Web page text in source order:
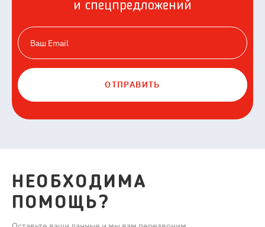
и спецпредложений
ОТПРАВИТЬ
НЕОБХОДИМА
ПОМОЩЬ?